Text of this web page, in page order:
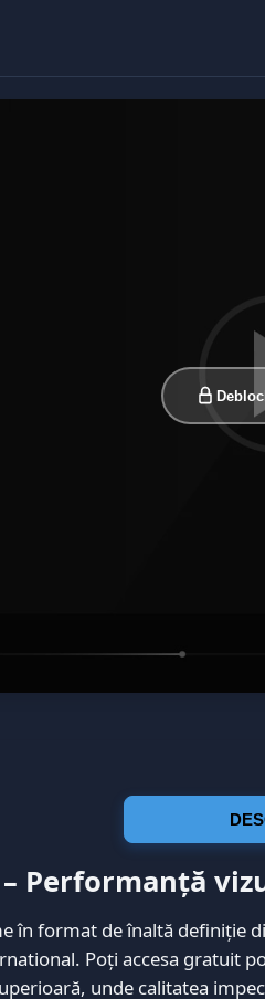
Performanță
în format de înaltă definiție
Poți accesa gratuit
unde calitatea